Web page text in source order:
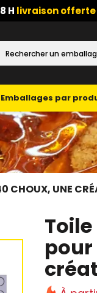
H livraison offerte
Emballages par
CHOUX, UNE
pour